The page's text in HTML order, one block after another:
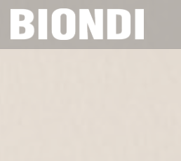
Personnalisation de vos choix en matière